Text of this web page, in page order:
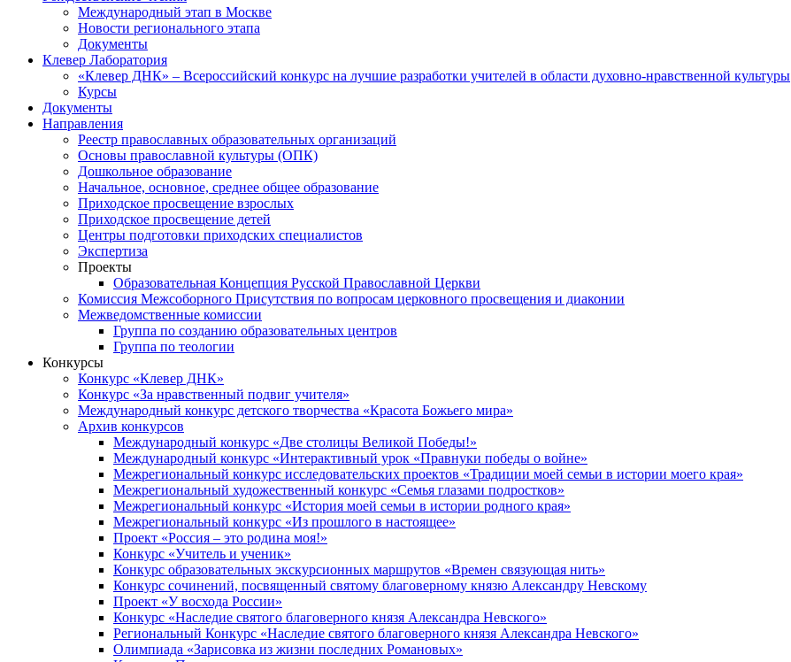
Международный этап в Москве
Новости регионального этапа
Документы
Клевер Лаборатория
«Клевер ДНК» – Всероссийский конкурс на лучшие разработки учителей в области духовно-нравственной культуры
Курсы
Документы
Направления
Реестр православных образовательных организаций
Основы православной культуры (ОПК)
Дошкольное образование
Начальное, основное, среднее общее образование
Приходское просвещение взрослых
Приходское просвещение детей
Центры подготовки приходских специалистов
Экспертиза
Проекты
Образовательная Концепция Русской Православной Церкви
Комиссия Межсоборного Присутствия по вопросам церковного просвещения и диаконии
Межведомственные комиссии
Группа по созданию образовательных центров
Группа по теологии
Конкурсы
Конкурс «Клевер ДНК»
Конкурс «За нравственный подвиг учителя»
Международный конкурс детского творчества «Красота Божьего мира»
Архив конкурсов
Международный конкурс «Две столицы Великой Победы!»
Международный конкурс «Интерактивный урок «Правнуки победы о войне»
Межрегиональный конкурс исследовательских проектов «Традиции моей семьи в истории моего края»
Межрегиональный художественный конкурс «Семья глазами подростков»
Межрегиональный конкурс «История моей семьи в истории родного края»
Межрегиональный конкурс «Из прошлого в настоящее»
Проект «Россия – это родина моя!»
Конкурс «Учитель и ученик»
Конкурс образовательных экскурсионных маршрутов «Времен связующая нить»
Конкурс сочинений, посвященный святому благоверному князю Александру Невскому
Проект «У восхода России»
Конкурс «Наследие святого благоверного князя Александра Невского»
Региональный Конкурс «Наследие святого благоверного князя Александра Невского»
Олимпиада «Зарисовка из жизни последних Романовых»